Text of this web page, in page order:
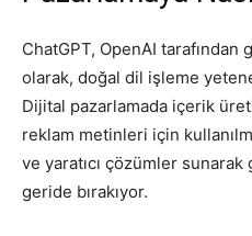
ChatGPT, OpenAI
olarak, doğal dil işleme
Dijital pazarlamada içerik
reklam metinleri için
ve yaratıcı çözümler
geride bırakıyor.